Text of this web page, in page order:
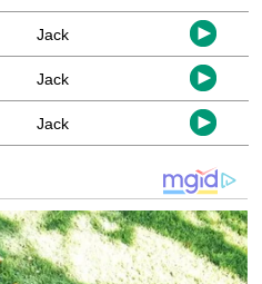
Jack
Jack
Jack